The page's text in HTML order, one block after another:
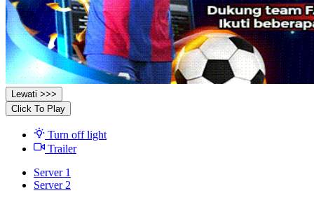
Lewati >>>
Click To Play
Turn off light
Trailer
Server 1
Server 2